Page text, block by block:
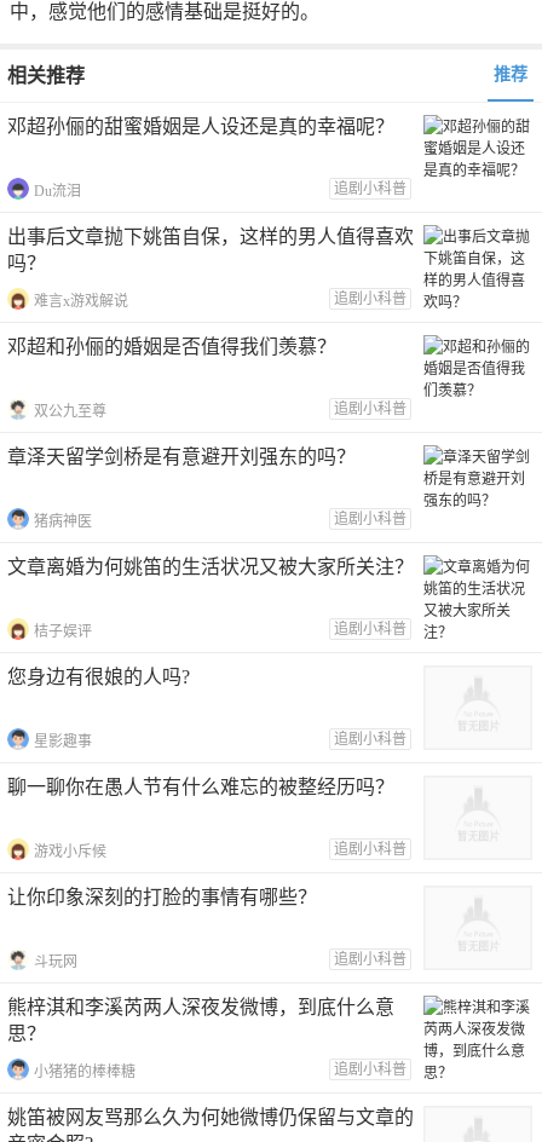
中，感觉他们的感情基础是挺好的。
相关推荐 推荐
邓超孙俪的甜蜜婚姻是人设还是真的幸福呢？
Du流泪 追剧小科普
出事后文章抛下姚笛自保，这样的男人值得喜欢
吗？
难言x游戏解说 追剧小科普
邓超和孙俪的婚姻是否值得我们羡慕？
双公九至尊 追剧小科普
章泽天留学剑桥是有意避开刘强东的吗？
猪病神医 追剧小科普
文章离婚为何姚笛的生活状况又被大家所关注？
桔子娱评 追剧小科普
您身边有很娘的人吗?
星影趣事 追剧小科普
聊一聊你在愚人节有什么难忘的被整经历吗？
游戏小斥候 追剧小科普
让你印象深刻的打脸的事情有哪些？
斗玩网 追剧小科普
熊梓淇和李溪芮两人深夜发微博，到底什么意
思？
小猪猪的棒棒糖 追剧小科普
姚笛被网友骂那么久为何她微博仍保留与文章的